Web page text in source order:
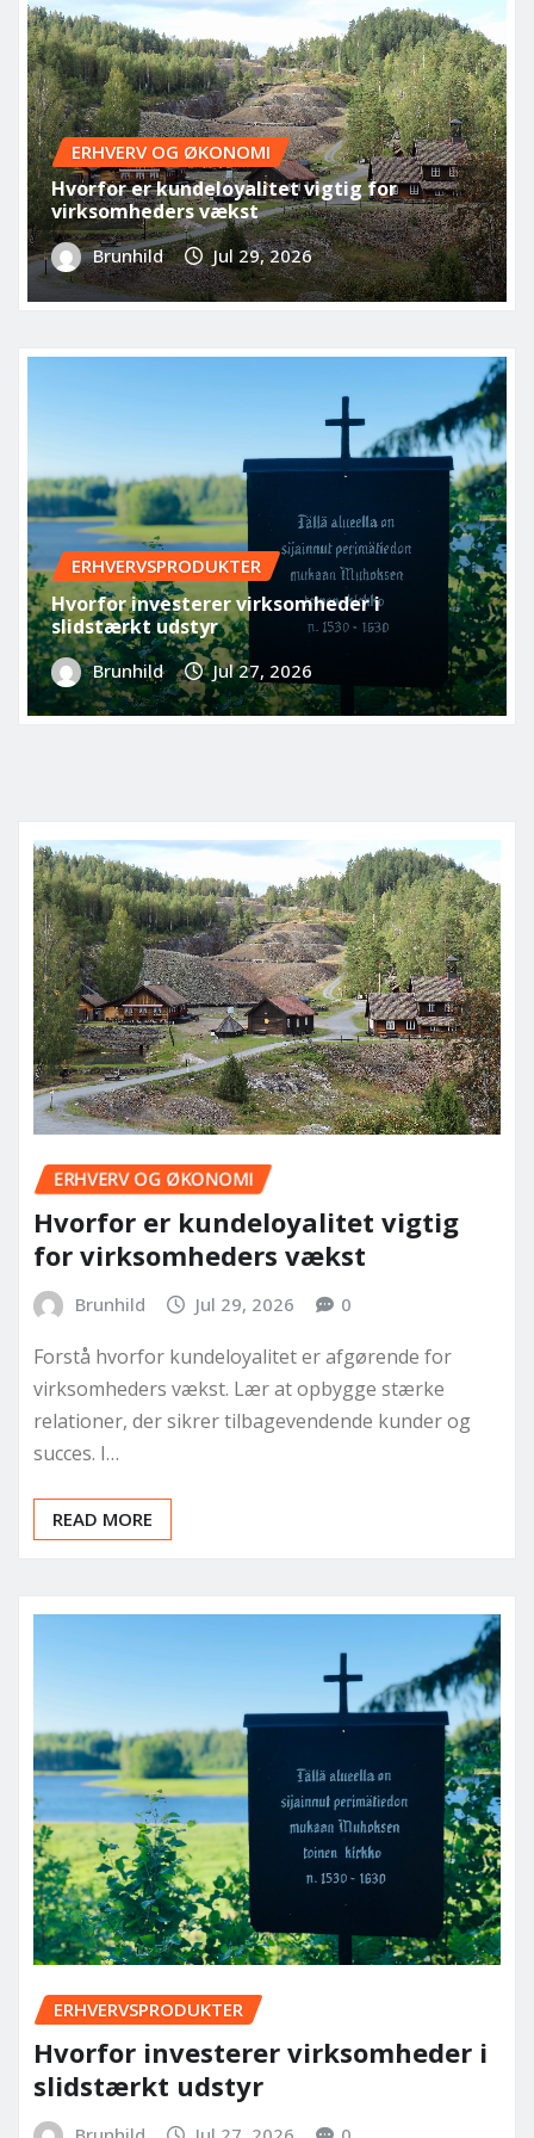
ERHVERV OG ØKONOMI
Hvorfor er kundeloyalitet vigtig for
virksomheders vækst
Brunhild Jul 29, 2026
ERHVERVSPRODUKTER
Hvorfor investerer virksomheder i
slidstærkt udstyr
Brunhild Jul 27, 2026
ERHVERV OG ØKONOMI
Hvorfor er kundeloyalitet vigtig
for virksomheders vækst
Brunhild Jul 29, 2026 0
Forstå hvorfor kundeloyalitet er afgørende for
virksomheders vækst. Lær at opbygge stærke
relationer, der sikrer tilbagevendende kunder og
succes. I…
READ MORE
ERHVERVSPRODUKTER
Hvorfor investerer virksomheder i
slidstærkt udstyr